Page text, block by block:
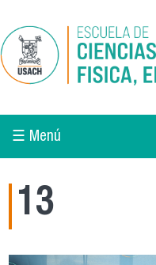
☰ Menú
13